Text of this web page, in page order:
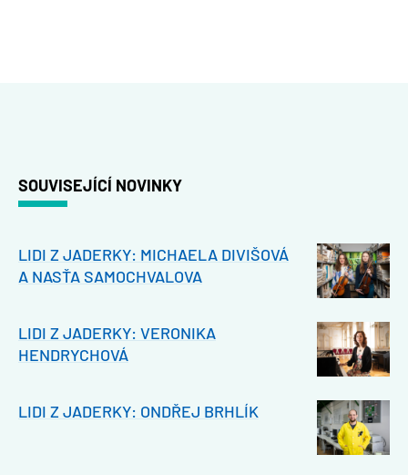
SOUVISEJÍCÍ NOVINKY
LIDI Z JADERKY: MICHAELA DIVIŠOVÁ
A NASŤA SAMOCHVALOVA
LIDI Z JADERKY: VERONIKA
HENDRYCHOVÁ
LIDI Z JADERKY: ONDŘEJ BRHLÍK